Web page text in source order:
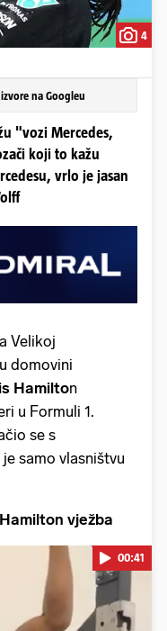
4
na Googleu
"vozi Mercedes,
koji to kažu
vrlo je jasan
Velikoj
domovini
Hamilton
u Formuli 1.
se s
samo vlasništvu
vježba
00:41